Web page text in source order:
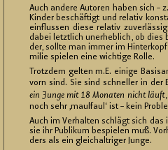
Auch an­de­re Au­to­ren haben sich –
Kin­der be­schäf­tigt und re­la­tiv
ein­flus­sen diese re­la­tiv
dabei letzt­lich un­er­heb­lich, ob dies
der, soll­te man immer im
mi­lie spie­len eine wich­ti­ge Rolle.
Trotz­dem gel­ten m.E. ei­ni­ge
vorn sind. Sie sind schnel­ler in der
ein Junge mit 18 Mo­na­ten nicht läuft,
noch sehr ‚maul­faul‘ ist – kein
Auch im Ver­hal­ten schlägt sich das
sie ihr Pu­bli­kum be­spie­len muß.
ders als ein gleich­alt­ri­ger Junge.